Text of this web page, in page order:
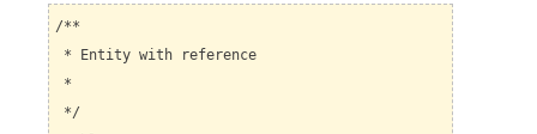
/**
* Entity with reference
*
*/